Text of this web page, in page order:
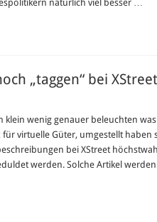
natürlich viel besser …
„taggen“ bei
wenig genauer beleuchten
virtuelle Güter, umgestellt haben
bei XStreet
werden. Solche Artikel